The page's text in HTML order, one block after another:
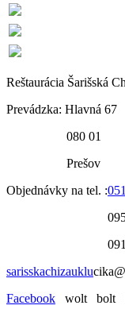
Reštaurácia Šarišská
Prevádzka: Hlavná 67
080 01
Prešov
Objednávky na tel. :
0951
0911
sarisskachizauklu
Facebook wolt bolt